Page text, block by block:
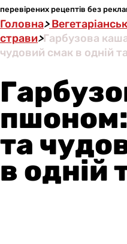
перевірених рецептів без
Головна>
страви>Гарбузова
чудовий смак в одній
та
в одній